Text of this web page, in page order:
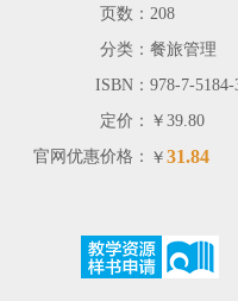
页数： 208
分类： 餐旅管理
ISBN： 978-7-5184-
定价： ￥39.80
官网优惠价格： ￥ 31.84